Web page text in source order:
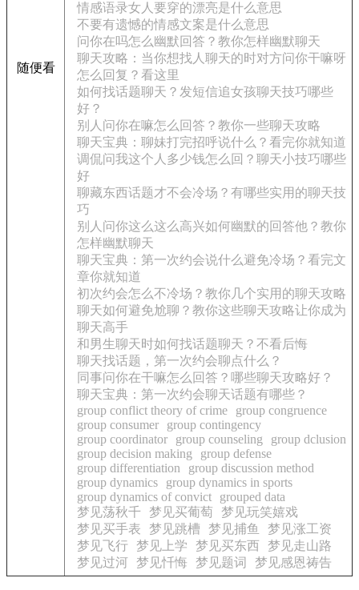
随便看
情感语录女人要穿的漂亮是什么意思
不要有遗憾的情感文案是什么意思
问你在吗怎么幽默回答？教你怎样幽默聊天
聊天攻略：当你想找人聊天的时对方问你干嘛呀
怎么回复？看这里
如何找话题聊天？发短信追女孩聊天技巧哪些
好？
别人问你在嘛怎么回答？教你一些聊天攻略
聊天宝典：聊妹打完招呼说什么？看完你就知道
调侃问我这个人多少钱怎么回？聊天小技巧哪些
好
聊藏东西话题才不会冷场？有哪些实用的聊天技
巧
别人问你这么这么高兴如何幽默的回答他？教你
怎样幽默聊天
聊天宝典：第一次约会说什么避免冷场？看完文
章你就知道
初次约会怎么不冷场？教你几个实用的聊天攻略
聊天如何避免尬聊？教你这些聊天攻略让你成为
聊天高手
和男生聊天时如何找话题聊天？不看后悔
聊天找话题，第一次约会聊点什么？
同事问你在干嘛怎么回答？哪些聊天攻略好？
聊天宝典：第一次约会聊天话题有哪些？
group conflict theory of crime
group congruence
group consumer
group contingency
group coordinator
group counseling
group dclusion
group decision making
group defense
group differentiation
group discussion method
group dynamics
group dynamics in sports
group dynamics of convict
grouped data
梦见荡秋千
梦见买葡萄
梦见玩笑嬉戏
梦见买手表
梦见跳槽 梦见捕鱼
梦见涨工资
梦见飞行
梦见上学 梦见买东西
梦见走山路
梦见过河
梦见忏悔 梦见题词 梦见感恩祷告